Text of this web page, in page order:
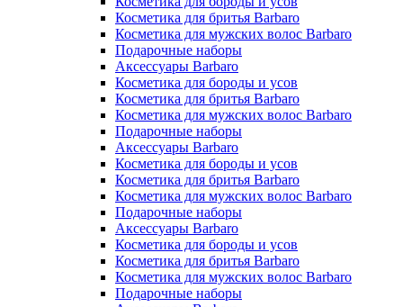
Косметика для бритья Barbaro
Косметика для мужских волос Barbaro
Подарочные наборы
Аксессуары Barbaro
Косметика для бороды и усов
Косметика для бритья Barbaro
Косметика для мужских волос Barbaro
Подарочные наборы
Аксессуары Barbaro
Косметика для бороды и усов
Косметика для бритья Barbaro
Косметика для мужских волос Barbaro
Подарочные наборы
Аксессуары Barbaro
Косметика для бороды и усов
Косметика для бритья Barbaro
Косметика для мужских волос Barbaro
Подарочные наборы